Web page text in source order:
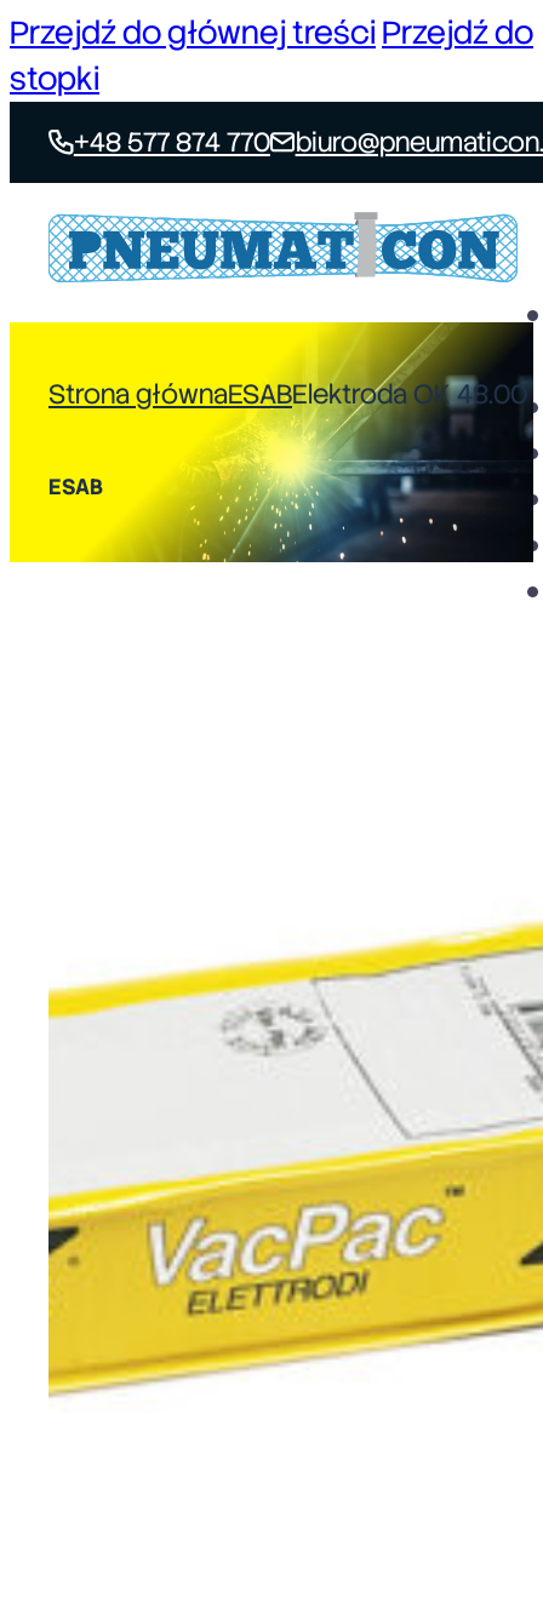
Przejdź do głównej treści Przejdź do
stopki
+48 577 874 770
Strona głównaESABElektroda OK 48.00
ESAB